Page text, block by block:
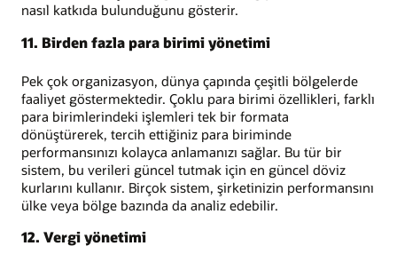
nasıl katkıda bulunduğunu gösterir.
11. Birden fazla para birimi yönetimi
Pek çok organizasyon, dünya çapında çeşitli bölgelerde
faaliyet göstermektedir. Çoklu para birimi özellikleri, farklı
para birimlerindeki işlemleri tek bir formata
dönüştürerek, tercih ettiğiniz para biriminde
performansınızı kolayca anlamanızı sağlar. Bu tür bir
sistem, bu verileri güncel tutmak için en güncel döviz
kurlarını kullanır. Birçok sistem, şirketinizin performansını
ülke veya bölge bazında da analiz edebilir.
12. Vergi yönetimi